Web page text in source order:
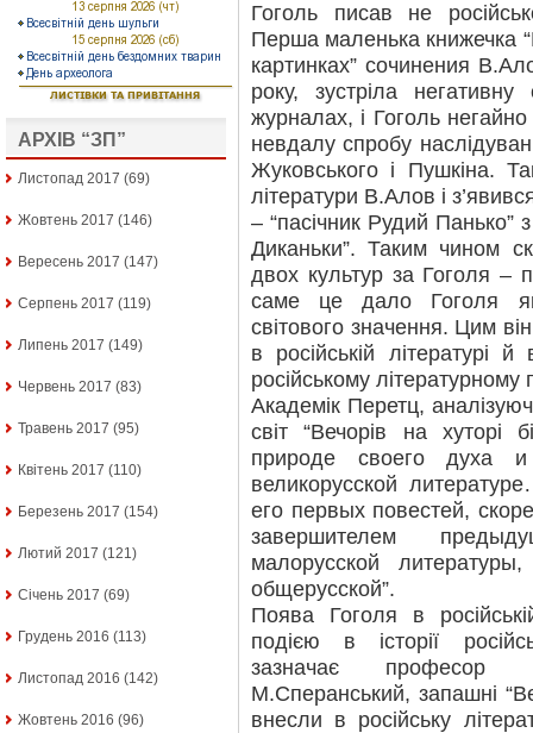
АРХІВ “ЗП”
Листопад 2017 (69)
Жовтень 2017 (146)
Вересень 2017 (147)
Серпень 2017 (119)
Липень 2017 (149)
Червень 2017 (83)
Травень 2017 (95)
Квітень 2017 (110)
Березень 2017 (154)
Лютий 2017 (121)
Січень 2017 (69)
Грудень 2016 (113)
Листопад 2016 (142)
Жовтень 2016 (96)
Гоголь писав не
Перша маленька книжечка
картинках” сочинения
року, зустріла негативну
журналах, і Гоголь
невдалу спробу
Жуковського і Пушкіна.
літератури В.Алов і
– “пасічник Рудий Панько”
Диканьки”. Таким чином
двох культур за Гоголя –
саме це дало Гоголя як
світового значення. Цим
в російській літературі
російському літературному
Академік Перетц,
світ “Вечорів на хуторі
природе своего духа
великорусской
его первых повестей,
завершителем
малорусской
общерусской”.
Поява Гоголя в
подією в історії
зазначає професор
М.Сперанський, запашні
внесли в російську